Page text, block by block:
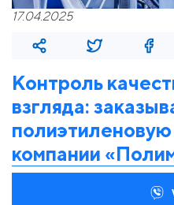
17.04.2025
Контроль
взгляда:
полиэтиленовую
компании